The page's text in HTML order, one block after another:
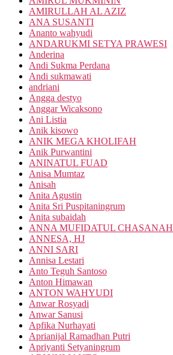
AMIRULLAH AL AZIZ
ANA SUSANTI
Ananto wahyudi
ANDARUKMI SETYA PRAWESI
Anderina
Andi Sukma Perdana
Andi sukmawati
andriani
Angga destyo
Anggar Wicaksono
Ani Listia
Anik kisowo
ANIK MEGA KHOLIFAH
Anik Purwantini
ANINATUL FUAD
Anisa Mumtaz
Anisah
Anita Agustin
Anita Sri Puspitaningrum
Anita subaidah
ANNA MUFIDATUL CHASANAH
ANNESA, HJ
ANNI SARI
Annisa Lestari
Anto Teguh Santoso
Anton Himawan
ANTON WAHYUDI
Anwar Rosyadi
Anwar Sanusi
Apfika Nurhayati
Aprianijal Ramadhan Putri
Apriyanti Setyaningrum